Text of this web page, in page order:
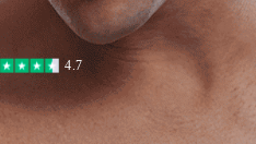
Bizi tercih eden
8000+ saç ekimi